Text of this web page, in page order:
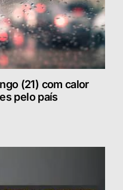
(21) com calor
pelo país